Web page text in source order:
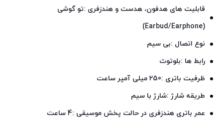
قابلیت های هدفون، هدست و هندزفری :تو گوشی
(Earbud/Earphone)
نوع اتصال :بی سیم
رابط ها :بلوتوث
ظرفیت باتری :250 میلی آمپر ساعت
طریقه شارژ :شارژ با سیم
عمر باتری هندزفری در حالت پخش موسیقی :4 ساعت